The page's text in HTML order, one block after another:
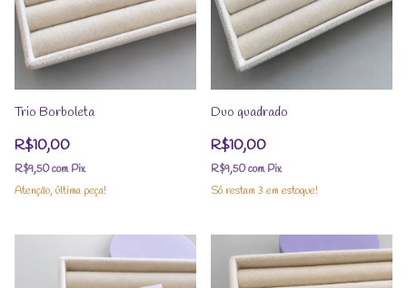
Trio Borboleta
R$10,00
R$9,50com Pix
Atenção, última peça!
Duo quadrado
R$10,00
R$9,50com Pix
Só restam3 em estoque!